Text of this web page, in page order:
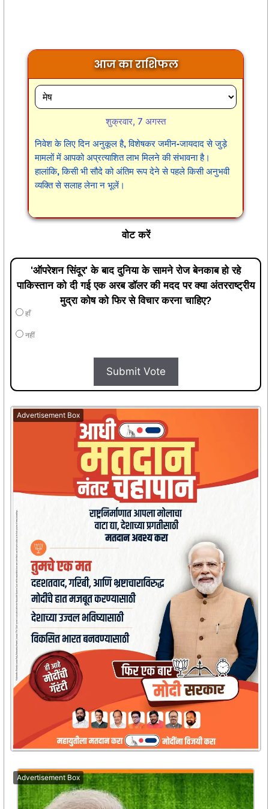
आज का राशिफल
शुक्रवार, 7 अगस्त
निवेश के लिए दिन अनुकूल है, विशेषकर जमीन-जायदाद से जुड़े
मामलों में आपको अप्रत्याशित लाभ मिलने की संभावना है।
हालांकि, किसी भी सौदे को अंतिम रूप देने से पहले किसी अनुभवी
व्यक्ति से सलाह लेना न भूलें।
वोट करें
'ऑपरेशन सिंदूर' के बाद दुनिया के सामने रोज बेनकाब हो रहे
पाकिस्तान को दी गई एक अरब डॉलर की मदद पर क्या अंतरराष्ट्रीय
मुद्रा कोष को फिर से विचार करना चाहिए?
हाँ
नहीं
Submit Vote
Advertisement Box
Advertisement Box